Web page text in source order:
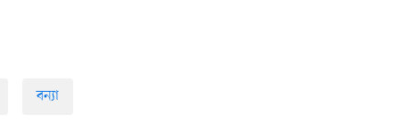
বন্যা